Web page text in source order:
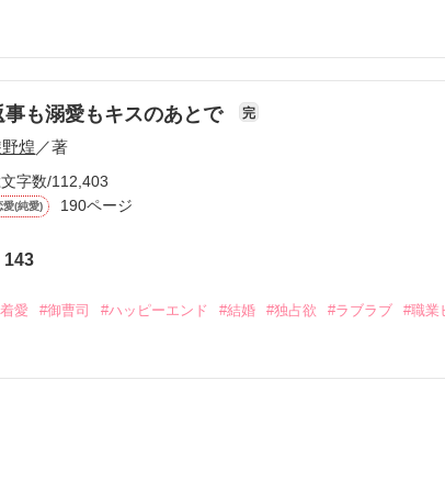
と知った哲平は
桜がストーカー被害に
同居を提案してきて――。
)
の時間が、再び動き出す。
場でワンナイトした美青年と再会。なんと彼の正体は、とあ
て起業した新進気鋭の実業家、社内でも冷徹だと評判な社長
世話係を命じられた美桜は、猫の世話を口実にしばしば呼び
事も溺愛もキスのあとで 完
煌 ／著
字数/112,403
愛(純愛) 190ページ
143
愛 #御曹司 #ハッピーエンド #結婚 #独占欲 #ラブラブ #職業
と結婚してくれないか』といきなりプロポーズをしてきた上